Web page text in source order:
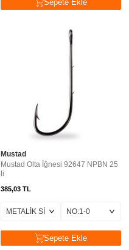
Sepete Ekle
Mustad
Mustad Olta İğnesi 92647 NPBN 25
li
385,03 TL
Sepete Ekle